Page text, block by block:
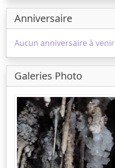
Anniversaire
Aucun anniversaire à venir
Galeries Photo